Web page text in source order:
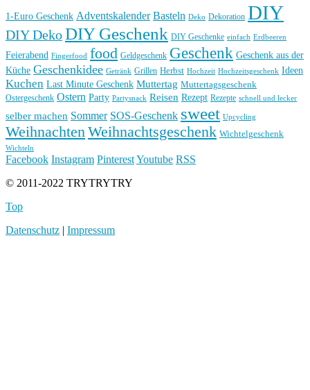
1-Euro Geschenk Adventskalender Basteln Deko Dekoration DIY
DIY DekoDIY Geschenk DIY Geschenke einfach Erdbeeren
Feierabend Fingerfood food Geldgeschenk Geschenk Geschenk aus der
Küche Geschenkidee Getränk Grillen Herbst Hochzeit Hochzeitsgeschenk Ideen
Kuchen Last Minute Geschenk Muttertag Muttertagsgeschenk
Ostergeschenk Ostern Party Partysnack Reisen Rezept Rezepte schnell und lecker
selber machen Sommer SOS-Geschenk sweet Upcycling
WeihnachtenWeihnachtsgeschenk Wichtelgeschenk
Wichteln
Facebook Instagram PinterestYoutube RSS
© 2011-2022 TRYTRYTRY
Top
Datenschutz | Impressum